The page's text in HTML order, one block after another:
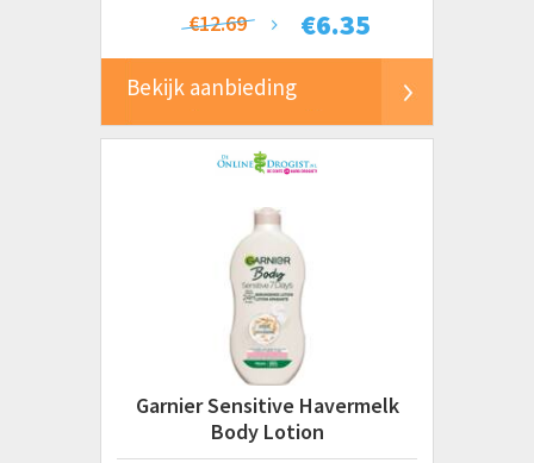
€6.35
€12.69
Bekijk aanbieding
Garnier Sensitive Havermelk
Body Lotion